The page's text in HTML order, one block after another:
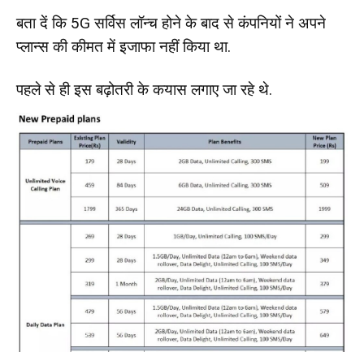
बता दें कि 5G सर्विस लॉन्च होने के बाद से कंपनियों ने अपने
प्लान्स की कीमत में इजाफा नहीं किया था.
पहले से ही इस बढ़ोतरी के कयास लगाए जा रहे थे.